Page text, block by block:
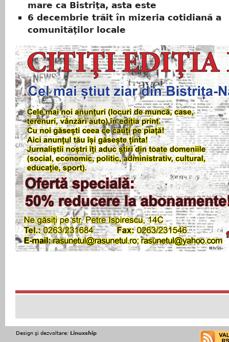
mare ca Bistriţa, asta este
6 decembrie trăit în mizeria cotidiană a
comunităţilor locale
Design şi dezvoltare: Linuxship